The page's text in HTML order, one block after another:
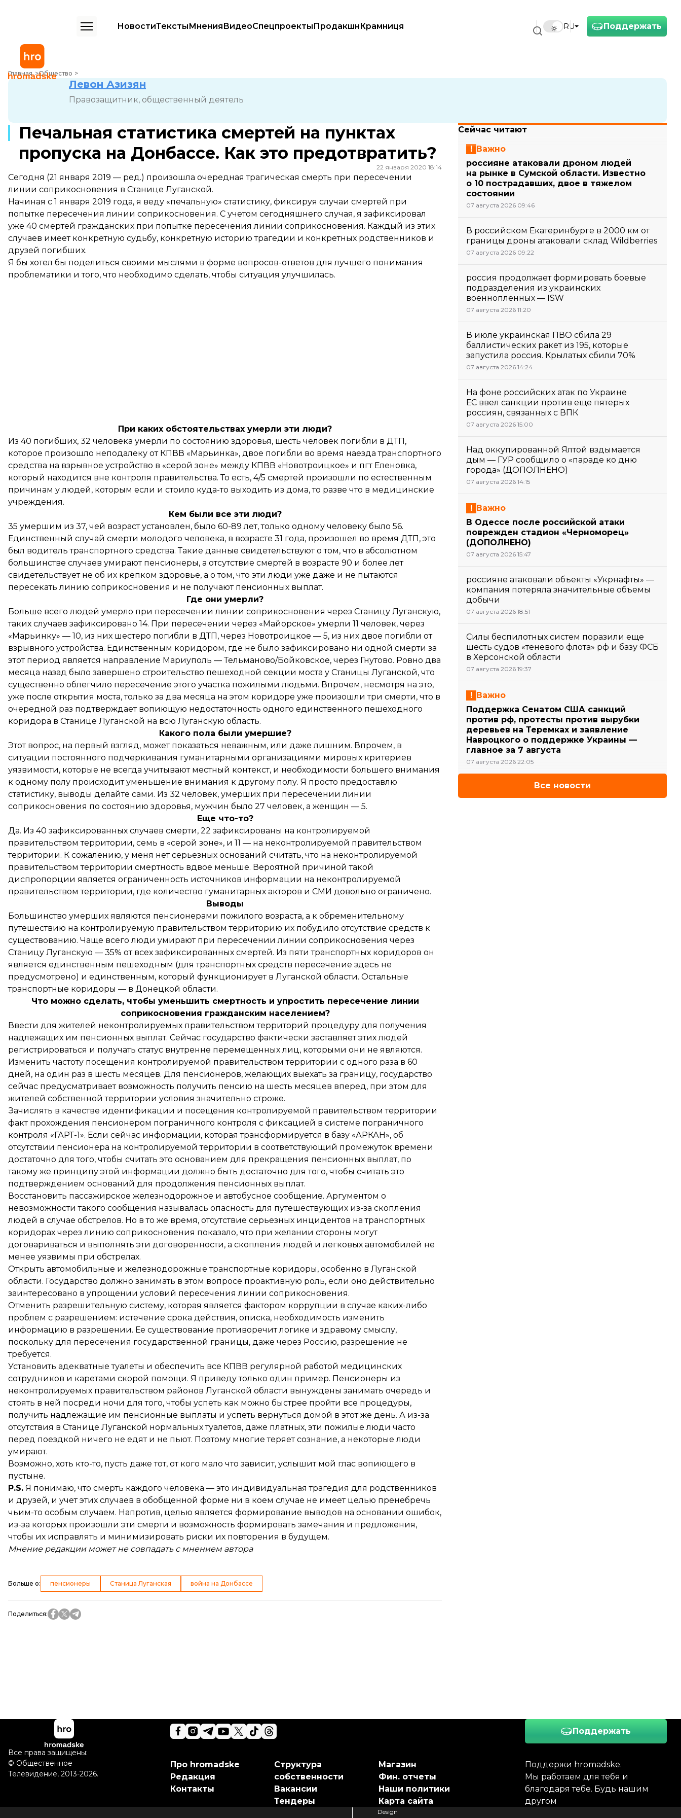
Поддержать
RU
НовостиТекстыМненияВидеоСпецпроектыПродакшнКрамниця
Главная Общество
Печальная статистика смертей на пунктах пропуска на Донбассе. Как это предотвратить?
Левон Азизян
Правозащитник, общественный деятель
Печальная статистика смертей на пунктах
пропуска на Донбассе. Как это предотвратить?
22 января 2020 18:14
Сегодня (21 января 2019 — ред.) произошла очередная трагическая смерть при пересечении
линии соприкосновения в Станице Луганской.
Начиная с 1 января 2019 года, я веду «печальную» статистику, фиксируя случаи смертей при
попытке пересечения линии соприкосновения. С учетом сегодняшнего случая, я зафиксировал
уже 40 смертей гражданских при попытке пересечения линии соприкосновения. Каждый из этих
случаев имеет конкретную судьбу, конкретную историю трагедии и конкретных родственников и
друзей погибших.
Я бы хотел бы поделиться своими мыслями в форме вопросов-ответов для лучшего понимания
проблематики и того, что необходимо сделать, чтобы ситуация улучшилась.
При каких обстоятельствах умерли эти люди?
Из 40 погибших, 32 человека умерли по состоянию здоровья, шесть человек погибли в ДТП,
которое произошло неподалеку от КПВВ «Марьинка», двое погибли во время наезда транспортного
средства на взрывное устройство в «серой зоне» между КПВВ «Новотроицкое» и пгт Еленовка,
который находится вне контроля правительства. То есть, 4/5 смертей произошли по естественным
причинам у людей, которым если и стоило куда-то выходить из дома, то разве что в медицинские
учреждения.
Кем были все эти люди?
35 умершим из 37, чей возраст установлен, было 60-89 лет, только одному человеку было 56.
Единственный случай смерти молодого человека, в возрасте 31 года, произошел во время ДТП, это
был водитель транспортного средства. Такие данные свидетельствуют о том, что в абсолютном
большинстве случаев умирают пенсионеры, а отсутствие смертей в возрасте 90 и более лет
свидетельствует не об их крепком здоровье, а о том, что эти люди уже даже и не пытаются
пересекать линию соприкосновения и не получают пенсионных выплат.
Где они умерли?
Больше всего людей умерло при пересечении линии соприкосновения через Станицу Луганскую,
таких случаев зафиксировано 14. При пересечении через «Майорское» умерли 11 человек, через
«Марьинку» — 10, из них шестеро погибли в ДТП, через Новотроицкое — 5, из них двое погибли от
взрывного устройства. Единственным коридором, где не было зафиксировано ни одной смерти за
этот период является направление Мариуполь — Тельманово/Бойковское, через Гнутово. Ровно два
месяца назад было завершено строительство пешеходной секции моста у Станицы Луганской, что
существенно облегчило пересечение этого участка пожилыми людьми. Впрочем, несмотря на это,
уже после открытия моста, только за два месяца на этом коридоре уже произошли три смерти, что в
очередной раз подтверждает вопиющую недостаточность одного единственного пешеходного
коридора в Станице Луганской на всю Луганскую область.
Какого пола были умершие?
Этот вопрос, на первый взгляд, может показаться неважным, или даже лишним. Впрочем, в
ситуации постоянного подчеркивания гуманитарными организациями мировых критериев
уязвимости, которые не всегда учитывают местный контекст, и необходимости большего внимания
к одному полу происходит уменьшение внимания к другому полу. Я просто предоставлю
статистику, выводы делайте сами. Из 32 человек, умерших при пересечении линии
соприкосновения по состоянию здоровья, мужчин было 27 человек, а женщин — 5.
Еще что-то?
Да. Из 40 зафиксированных случаев смерти, 22 зафиксированы на контролируемой
правительством территории, семь в «серой зоне», и 11 — на неконтролируемой правительством
территории. К сожалению, у меня нет серьезных оснований считать, что на неконтролируемой
правительством территории смертность вдвое меньше. Вероятной причиной такой
диспропорции является ограниченность источников информации на неконтролируемой
правительством территории, где количество гуманитарных акторов и СМИ довольно ограничено.
Выводы
Большинство умерших являются пенсионерами пожилого возраста, а к обременительному
путешествию на контролируемую правительством территорию их побудило отсутствие средств к
существованию. Чаще всего люди умирают при пересечении линии соприкосновения через
Станицу Луганскую — 35% от всех зафиксированных смертей. Из пяти транспортных коридоров он
является единственным пешеходным (для транспортных средств пересечение здесь не
предусмотрено) и единственным, который функционирует в Луганской области. Остальные
транспортные коридоры — в Донецкой области.
Что можно сделать, чтобы уменьшить смертность и упростить пересечение линии
соприкосновения гражданским населением?
Ввести для жителей неконтролируемых правительством территорий процедуру для получения
надлежащих им пенсионных выплат. Сейчас государство фактически заставляет этих людей
регистрироваться и получать статус внутренне перемещенных лиц, которыми они не являются.
Изменить частоту посещения контролируемой правительством территории с одного раза в 60
дней, на один раз в шесть месяцев. Для пенсионеров, желающих выехать за границу, государство
сейчас предусматривает возможность получить пенсию на шесть месяцев вперед, при этом для
жителей собственной территории условия значительно строже.
Зачислять в качестве идентификации и посещения контролируемой правительством территории
факт прохождения пенсионером пограничного контроля с фиксацией в системе пограничного
контроля «ГАРТ-1». Если сейчас информации, которая трансформируется в базу «АРКАН», об
отсутствии пенсионера на контролируемой территории в соответствующий промежуток времени
достаточно для того, чтобы считать это основанием для прекращения пенсионных выплат, по
такому же принципу этой информации должно быть достаточно для того, чтобы считать это
подтверждением оснований для продолжения пенсионных выплат.
Восстановить пассажирское железнодорожное и автобусное сообщение. Аргументом о
невозможности такого сообщения называлась опасность для путешествующих из-за скопления
людей в случае обстрелов. Но в то же время, отсутствие серьезных инцидентов на транспортных
коридорах через линию соприкосновения показало, что при желании стороны могут
договариваться и выполнять эти договоренности, а скопления людей и легковых автомобилей не
менее уязвимы при обстрелах.
Открыть автомобильные и железнодорожные транспортные коридоры, особенно в Луганской
области. Государство должно занимать в этом вопросе проактивную роль, если оно действительно
заинтересовано в упрощении условий пересечения линии соприкосновения.
Отменить разрешительную систему, которая является фактором коррупции в случае каких-либо
проблем с разрешением: истечение срока действия, описка, необходимость изменить
информацию в разрешении. Ее существование противоречит логике и здравому смыслу,
поскольку для пересечения государственной границы, даже через Россию, разрешение не
требуется.
Установить адекватные туалеты и обеспечить все КПВВ регулярной работой медицинских
сотрудников и каретами скорой помощи. Я приведу только один пример. Пенсионеры из
неконтролируемых правительством районов Луганской области вынуждены занимать очередь и
стоять в ней посреди ночи для того, чтобы успеть как можно быстрее пройти все процедуры,
получить надлежащие им пенсионные выплаты и успеть вернуться домой в этот же день. А из-за
отсутствия в Станице Луганской нормальных туалетов, даже платных, эти пожилые люди часто
перед поездкой ничего не едят и не пьют. Поэтому многие теряет сознание, а некоторые люди
умирают.
Возможно, хоть кто-то, пусть даже тот, от кого мало что зависит, услышит мой глас вопиющего в
пустыне.
P.S. Я понимаю, что смерть каждого человека — это индивидуальная трагедия для родственников
и друзей, и учет этих случаев в обобщенной форме ни в коем случае не имеет целью пренебречь
чьим-то особым случаем. Напротив, целью является формирование выводов на основании ошибок,
из-за которых произошли эти смерти и возможность формировать замечания и предложения,
чтобы их исправлять и минимизировать риски их повторения в будущем.
Мнение редакции может не совпадать с мнением автора
Больше о: пенсионеры Станица Луганская война на Донбассе
Поделиться:
Сейчас читают
Важно
россияне атаковали дроном людей
на рынке в Сумской области. Известно
о 10 пострадавших, двое в тяжелом
состоянии
07 августа 2026 09:46
В российском Екатеринбурге в 2000 км от
границы дроны атаковали склад Wildberries
07 августа 2026 09:22
россия продолжает формировать боевые
подразделения из украинских
военнопленных — ISW
07 августа 2026 11:20
В июле украинская ПВО сбила 29
баллистических ракет из 195, которые
запустила россия. Крылатых сбили 70%
07 августа 2026 14:24
На фоне российских атак по Украине
ЕС ввел санкции против еще пятерых
россиян, связанных с ВПК
07 августа 2026 15:00
Над оккупированной Ялтой вздымается
дым — ГУР сообщило о «параде ко дню
города» (ДОПОЛНЕНО)
07 августа 2026 14:15
Важно
В Одессе после российской атаки
поврежден стадион «Черноморец»
(ДОПОЛНЕНО)
07 августа 2026 15:47
россияне атаковали объекты «Укрнафты» —
компания потеряла значительные объемы
добычи
07 августа 2026 18:51
Силы беспилотных систем поразили еще
шесть судов «теневого флота» рф и базу ФСБ
в Херсонской области
07 августа 2026 19:37
Важно
Поддержка Сенатом США санкций
против рф, протесты против вырубки
деревьев на Теремках и заявление
Навроцкого о поддержке Украины —
главное за 7 августа
07 августа 2026 22:05
Все новости
Поддержать
Поддержи hromadske.
Мы работаем для тебя и
благодаря тебе. Будь нашим
другом
Про hromadske
Редакция
Контакты
Структура
собственности
Вакансии
Тендеры
Магазин
Фин. отчеты
Наши политики
Карта сайта
Все права защищены:
© Общественное
Телевидение, 2013-2026.
Design